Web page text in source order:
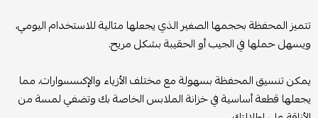
تتميز المحفظة بحجمها الصغير الذي يجعلها مثالية للاستخدام اليومي،
ويسهل حملها في الجيب أو الحقيبة بشكل مريح.
يمكن تنسيق المحفظة بسهولة مع مختلف الأزياء والإكسسوارات، مما
يجعلها قطعة أساسية في خزانة الملابس الخاصة بك وتضفي لمسة من